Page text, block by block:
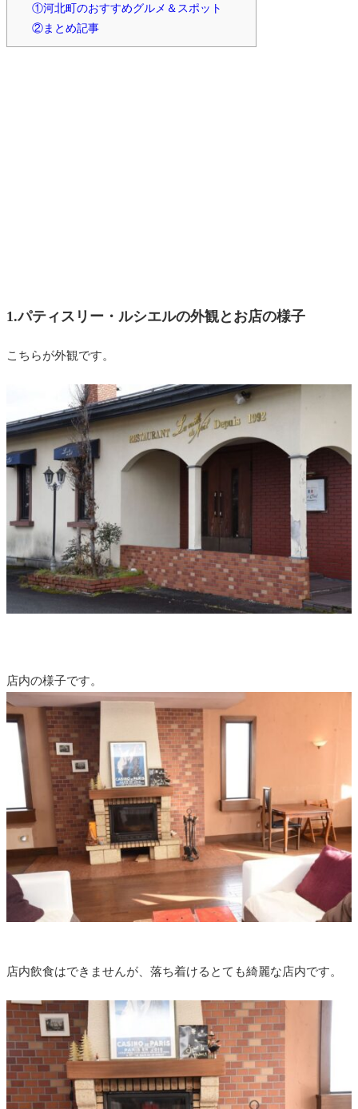
①河北町のおすすめグルメ＆スポット
②まとめ記事
1.パティスリー・ルシエルの外観とお店の様子
こちらが外観です。
店内の様子です。
店内飲食はできませんが、落ち着けるとても綺麗な店内です。